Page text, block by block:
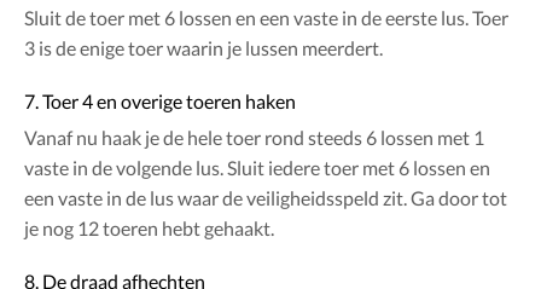
Sluit de toer met 6 lossen en een vaste in de eerste lus. Toer
3 is de enige toer waarin je lussen meerdert.
7. Toer 4 en overige toeren haken
Vanaf nu haak je de hele toer rond steeds 6 lossen met 1
vaste in de volgende lus. Sluit iedere toer met 6 lossen en
een vaste in de lus waar de veiligheidsspeld zit. Ga door tot
je nog 12 toeren hebt gehaakt.
8. De draad afhechten